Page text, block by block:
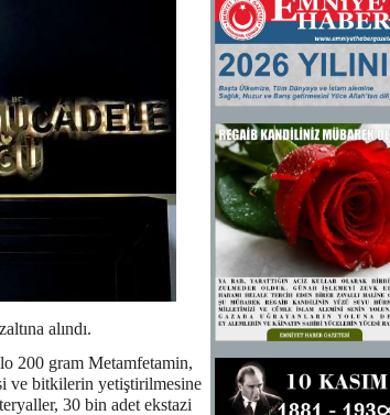
alındı.
200 gram Metamfetamin,
ve bitkilerin yetiştirilmesine
30 bin adet ekstazi